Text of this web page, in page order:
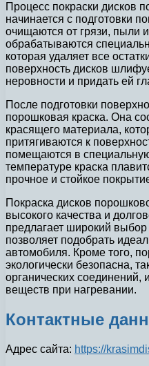
Процесс покраски дисков
начинается с подготовки
очищаются от грязи, пыли
обрабатываются
которая удаляет все
поверхность дисков
неровности и придать ей
После подготовки
порошковая краска. Она
красящего материала,
притягиваются к
помещаются в
температуре краска
прочное и стойкое
Покраска дисков
высокого качества и
предлагает широкий выбор
позволяет подобрать
автомобиля. Кроме того,
экологически безопасна,
органических соединений,
веществ при нагревании.
Контактные
Адрес сайта: https://